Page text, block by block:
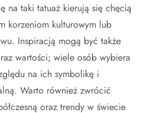
na taki tatuaż kierują się chęcią
korzeniom kulturowym lub
Inspiracją mogą być także
wartości; wiele osób wybiera
na ich symbolikę i
Warto również zwrócić
oraz trendy w świecie